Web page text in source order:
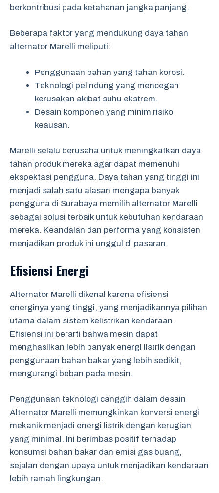
berkontribusi pada ketahanan jangka panjang.
Beberapa faktor yang mendukung daya tahan
alternator Marelli meliputi:
Penggunaan bahan yang tahan korosi.
Teknologi pelindung yang mencegah
kerusakan akibat suhu ekstrem.
Desain komponen yang minim risiko
keausan.
Marelli selalu berusaha untuk meningkatkan daya
tahan produk mereka agar dapat memenuhi
ekspektasi pengguna. Daya tahan yang tinggi ini
menjadi salah satu alasan mengapa banyak
pengguna di Surabaya memilih alternator Marelli
sebagai solusi terbaik untuk kebutuhan kendaraan
mereka. Keandalan dan performa yang konsisten
menjadikan produk ini unggul di pasaran.
Efisiensi Energi
Alternator Marelli dikenal karena efisiensi
energinya yang tinggi, yang menjadikannya pilihan
utama dalam sistem kelistrikan kendaraan.
Efisiensi ini berarti bahwa mesin dapat
menghasilkan lebih banyak energi listrik dengan
penggunaan bahan bakar yang lebih sedikit,
mengurangi beban pada mesin.
Penggunaan teknologi canggih dalam desain
Alternator Marelli memungkinkan konversi energi
mekanik menjadi energi listrik dengan kerugian
yang minimal. Ini berimbas positif terhadap
konsumsi bahan bakar dan emisi gas buang,
sejalan dengan upaya untuk menjadikan kendaraan
lebih ramah lingkungan.